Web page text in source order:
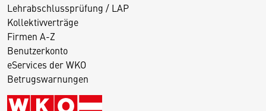
Lehrabschlussprüfung / LAP
Kollektivverträge
Firmen A-Z
Benutzerkonto
eServices der WKO
Betrugswarnungen